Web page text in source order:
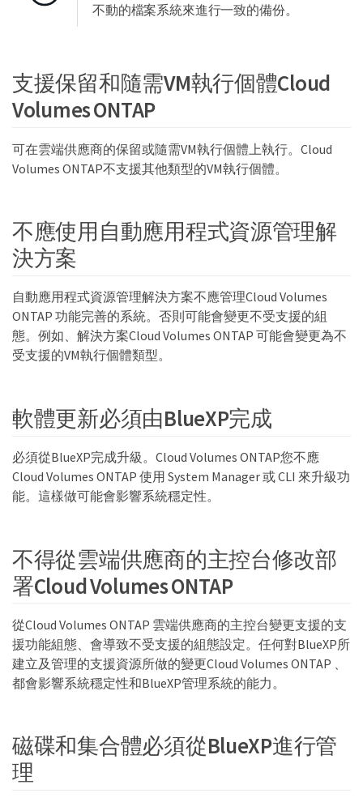
不動的檔案系統來進行一致的備份。
支援保留和隨需VM執行個體Cloud
Volumes ONTAP
可在雲端供應商的保留或隨需VM執行個體上執行。Cloud
Volumes ONTAP不支援其他類型的VM執行個體。
不應使用自動應用程式資源管理解
決方案
自動應用程式資源管理解決方案不應管理Cloud Volumes
ONTAP 功能完善的系統。否則可能會變更不受支援的組
態。例如、解決方案Cloud Volumes ONTAP 可能會變更為不
受支援的VM執行個體類型。
軟體更新必須由BlueXP完成
必須從BlueXP完成升級。Cloud Volumes ONTAP您不應
Cloud Volumes ONTAP 使用 System Manager 或 CLI 來升級功
能。這樣做可能會影響系統穩定性。
不得從雲端供應商的主控台修改部
署Cloud Volumes ONTAP
從Cloud Volumes ONTAP 雲端供應商的主控台變更支援的支
援功能組態、會導致不受支援的組態設定。任何對BlueXP所
建立及管理的支援資源所做的變更Cloud Volumes ONTAP 、
都會影響系統穩定性和BlueXP管理系統的能力。
磁碟和集合體必須從BlueXP進行管
理